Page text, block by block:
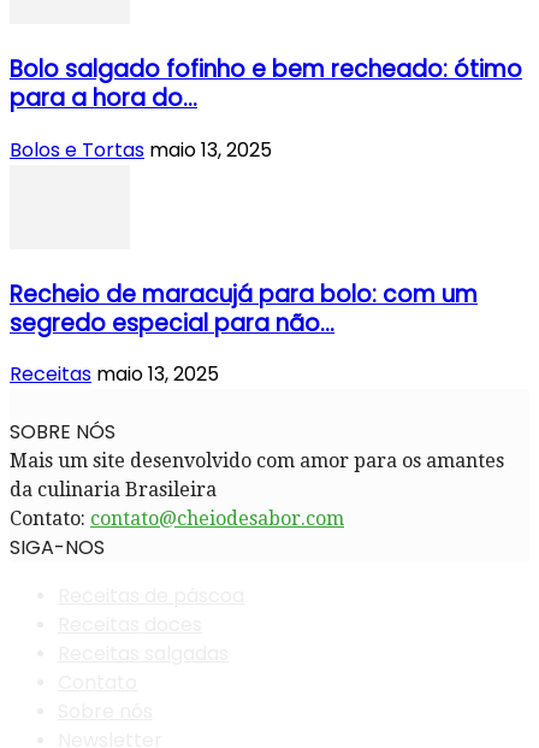
Bolo salgado fofinho e bem recheado: ótimo
para a hora do...
Bolos e Tortas maio 13, 2025
Recheio de maracujá para bolo: com um
segredo especial para não...
Receitas maio 13, 2025
SOBRE NÓS
Mais um site desenvolvido com amor para os amantes
da culinaria Brasileira
Contato: contato@cheiodesabor.com
SIGA-NOS